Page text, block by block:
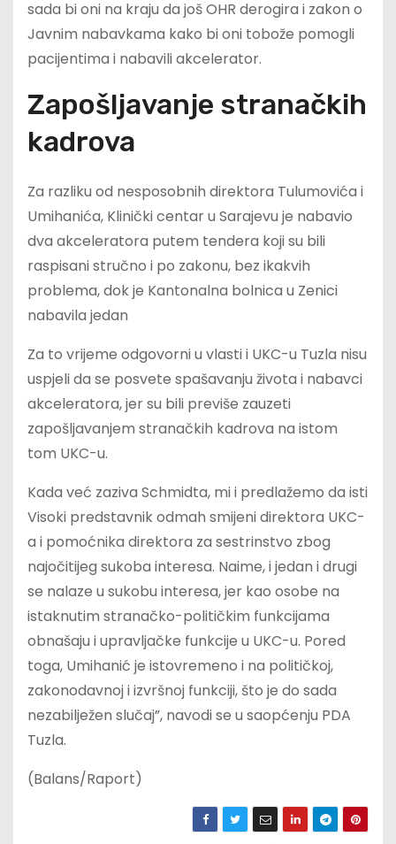
sada bi oni na kraju da još OHR derogira i zakon o
Javnim nabavkama kako bi oni tobože pomogli
pacijentima i nabavili akcelerator.
Zapošljavanje stranačkih
kadrova
Za razliku od nesposobnih direktora Tulumovića i
Umihanića, Klinički centar u Sarajevu je nabavio
dva akceleratora putem tendera koji su bili
raspisani stručno i po zakonu, bez ikakvih
problema, dok je Kantonalna bolnica u Zenici
nabavila jedan
Za to vrijeme odgovorni u vlasti i UKC-u Tuzla nisu
uspjeli da se posvete spašavanju života i nabavci
akceleratora, jer su bili previše zauzeti
zapošljavanjem stranačkih kadrova na istom
tom UKC-u.
Kada već zaziva Schmidta, mi i predlažemo da isti
Visoki predstavnik odmah smijeni direktora UKC-
a i pomoćnika direktora za sestrinstvo zbog
najočitijeg sukoba interesa. Naime, i jedan i drugi
se nalaze u sukobu interesa, jer kao osobe na
istaknutim stranačko-političkim funkcijama
obnašaju i upravljačke funkcije u UKC-u. Pored
toga, Umihanić je istovremeno i na političkoj,
zakonodavnoj i izvršnoj funkciji, što je do sada
nezabilježen slučaj”, navodi se u saopćenju PDA
Tuzla.
(Balans/Raport)